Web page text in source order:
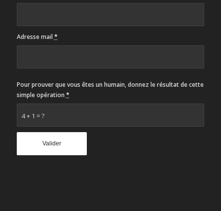
Adresse mail *
4 + 1 = ?
Pour prouver que vous êtes un humain, donnez le résultat de cette
simple opération *